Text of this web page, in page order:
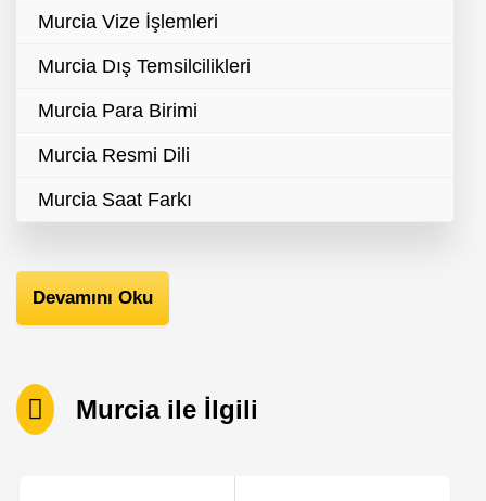
Murcia Vize İşlemleri
Murcia Dış Temsilcilikleri
Murcia Para Birimi
Murcia Resmi Dili
Murcia Saat Farkı
Devamını Oku
Murcia ile İlgili